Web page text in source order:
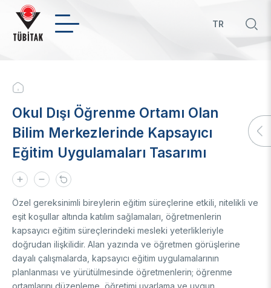
content
TR
About Us
Who We Are
President
Board of Management
Organization
Financial
TÜBİTAK in numbers
Service Inventories
Corporate Identity
Policies
Priority RDI Topics
Technology Roadmaps in Priority and Key Technologies
Field Based Competency Analysis of Universities
Determination of Technology Readiness Level (TRLs)
STI Statistics
STI Manuals
BTYK (Mülga)
Archive
International
Bilateral Cooperation
EU Framework Programmes
Technology Transfer Office
About Us
Announcement
Patents
Awards
Award Recipients in Previous Years
Artificial Intelligence
Artificial Intelligence Policy
Guideline on Generative AI
Breadcrumb
Okul Dışı Öğrenme Ortamı Olan
Bilim Merkezlerinde Kapsayıcı
Eğitim Uygulamaları Tasarımı
Özel gereksinimli bireylerin eğitim süreçlerine etkili, nitelikli ve
eşit koşullar altında katılım sağlamaları, öğretmenlerin
kapsayıcı eğitim süreçlerindeki mesleki yeterlikleriyle
doğrudan ilişkilidir. Alan yazında ve öğretmen görüşlerine
dayalı çalışmalarda, kapsayıcı eğitim uygulamalarının
planlanması ve yürütülmesinde öğretmenlerin; öğrenme
ortamlarını düzenleme, öğretimi uyarlama ve uygun